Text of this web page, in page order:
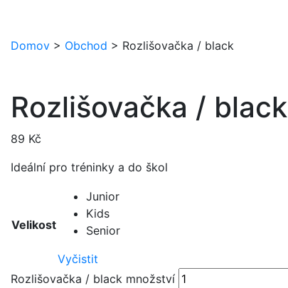
Domov > Obchod > Rozlišovačka / black
Rozlišovačka / black
89 Kč
Ideální pro tréninky a do škol
Velikost
Junior
Kids
Senior
Vyčistit
Rozlišovačka / black množství